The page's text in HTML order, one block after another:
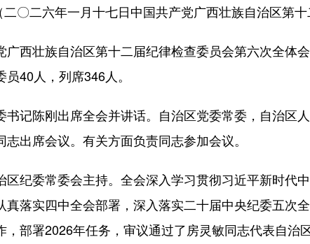
（二〇二六年一月十七日中国共产党广西壮族自治区第
西壮族自治区第十二届纪律检查委员会第六次全体
40人，列席346人。
记陈刚出席全会并讲话。自治区党委常委，自治区
出席会议。有关方面负责同志参加会议。
纪委常委会主持。全会深入学习贯彻习近平新时代
真落实四中全会部署，深入落实二十届中央纪委五次
，部署2026年任务，审议通过了房灵敏同志代表自